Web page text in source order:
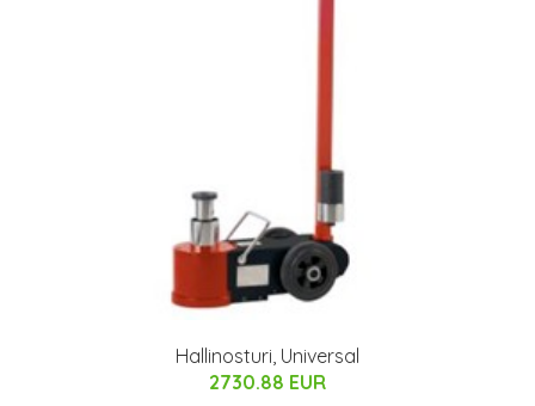
Hallinosturi, Universal
2730.88 EUR